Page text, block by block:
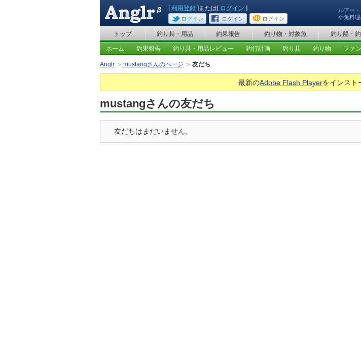
ルアー
や魚料
[利用登録 ]または[ ログイン ]
ログイン ログイン ログイン
トップ 釣り具・用品 釣果報告 釣り物・対象魚 釣り船・
ホーム 釣果報告 釣り具・用品レビュー 釣行計画 釣り具 釣り物 ファン
Anglr mustangさんのページ 友だち
最新のAdobe Flash Playerをインスト
mustangさんの友だち
友だちはまだいません。